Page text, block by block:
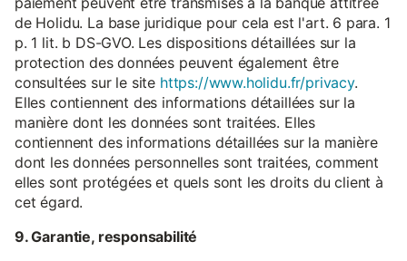
de Holidu. La base juridique pour cela est l'art. 6 para. 1
p. 1 lit. b DS-GVO. Les dispositions détaillées sur la
protection des données peuvent également être
consultées sur le site https://www.holidu.fr/privacy.
Elles contiennent des informations détaillées sur la
manière dont les données sont traitées. Elles
contiennent des informations détaillées sur la manière
dont les données personnelles sont traitées, comment
elles sont protégées et quels sont les droits du client à
cet égard.
9. Garantie, responsabilité